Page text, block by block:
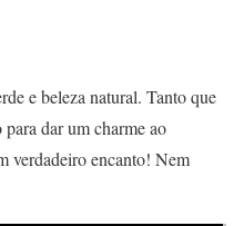
e beleza natural. Tanto que
dar um charme ao
verdadeiro encanto! Nem